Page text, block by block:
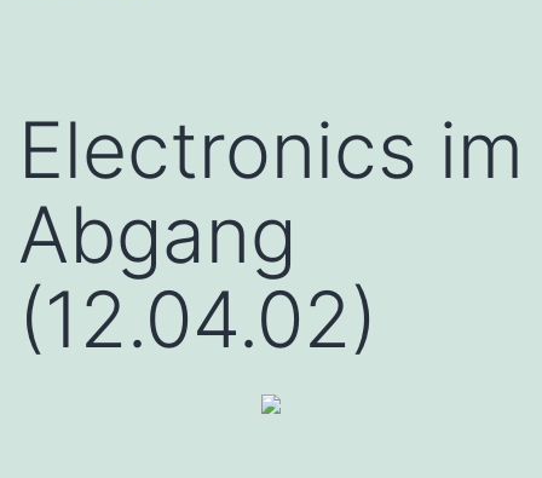
Electronics im
Abgang
(12.04.02)